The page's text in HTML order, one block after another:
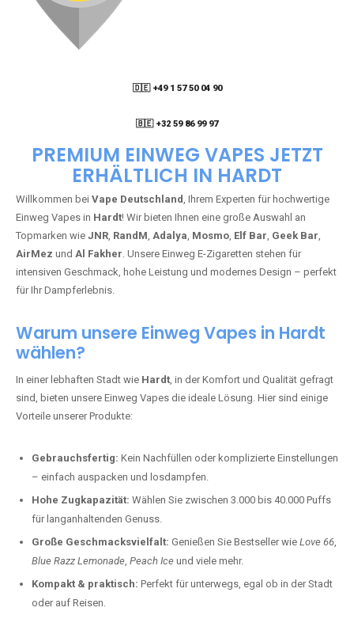
🇩🇪 +49 1 57 50 04 90
🇧🇪 +32 59 86 99 97
PREMIUM EINWEG VAPES JETZT
ERHÄLTLICH IN HARDT
Willkommen bei Vape Deutschland, Ihrem Experten für hochwertige
Einweg Vapes in Hardt! Wir bieten Ihnen eine große Auswahl an
Topmarken wie JNR, RandM, Adalya, Mosmo, Elf Bar, Geek Bar,
AirMez und Al Fakher. Unsere Einweg E-Zigaretten stehen für
intensiven Geschmack, hohe Leistung und modernes Design – perfekt
für Ihr Dampferlebnis.
Warum unsere Einweg Vapes in Hardt
wählen?
In einer lebhaften Stadt wie Hardt, in der Komfort und Qualität gefragt
sind, bieten unsere Einweg Vapes die ideale Lösung. Hier sind einige
Vorteile unserer Produkte:
Gebrauchsfertig: Kein Nachfüllen oder komplizierte Einstellungen
– einfach auspacken und losdampfen.
Hohe Zugkapazität: Wählen Sie zwischen 3.000 bis 40.000 Puffs
für langanhaltenden Genuss.
Große Geschmacksvielfalt: Genießen Sie Bestseller wie Love 66,
Blue Razz Lemonade, Peach Ice und viele mehr.
Kompakt & praktisch: Perfekt für unterwegs, egal ob in der Stadt
oder auf Reisen.